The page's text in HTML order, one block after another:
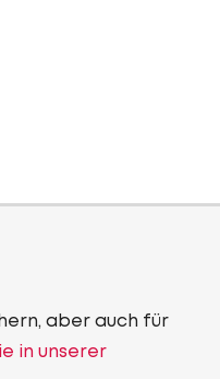
aber auch für
in unserer